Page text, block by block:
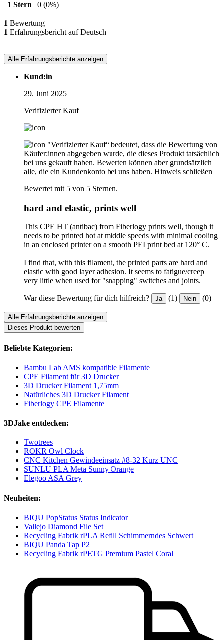
1 Stern 0 (0%)
1 Bewertung
1 Erfahrungsbericht auf Deutsch
Alle Erfahrungsberichte anzeigen
Kund:in
29. Juni 2025
Verifizierter Kauf
"Verifizierter Kauf“ bedeutet, dass die Bewertung von
Käufer:innen abgegeben wurde, die dieses Produkt tatsächlich
bei uns gekauft haben. Bewerten können aber grundsätzlich
alle, die ein Kundenkonto bei uns haben. Hinweis schließen
Bewertet mit 5 von 5 Sternen.
hard and elastic, prints well
This CPE HT (antibac) from Fiberlogy prints well, though it
needs to be printed hot at middle speeds with minimal cooling
in an enclosed printer on a smooth PEI print bed at 120° C.
I find that, with this filament, the printed parts are hard and
elastic with good layer adhesion. It seems to fatigue/creep
very little when used for "snapping" switches and joints.
War diese Bewertung für dich hilfreich? Ja (1) Nein (0)
Alle Erfahrungsberichte anzeigen
Dieses Produkt bewerten
Beliebte Kategorien:
Bambu Lab AMS kompatible Filamente
CPE Filament für 3D Drucker
3D Drucker Filament 1,75mm
Natürliches 3D Drucker Filament
Fiberlogy CPE Filamente
3DJake entdecken:
Twotrees
ROKR Owl Clock
CNC Kitchen Gewindeeinsatz #8-32 Kurz UNC
SUNLU PLA Meta Sunny Orange
Elegoo ASA Grey
Neuheiten:
BIQU PopStatus Status Indicator
Vallejo Diamond File Set
Recycling Fabrik rPLA Refill Schimmerndes Schwert
BIQU Panda Tap P2
Recycling Fabrik rPETG Premium Pastel Coral